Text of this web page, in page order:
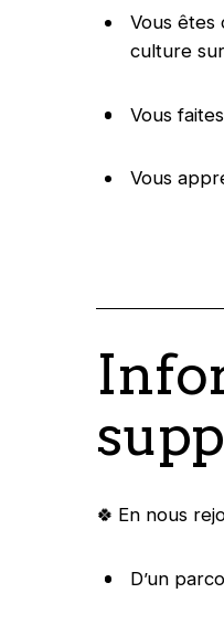
Vous êtes
culture
Vous
Vous
🍀 En nous
D’un